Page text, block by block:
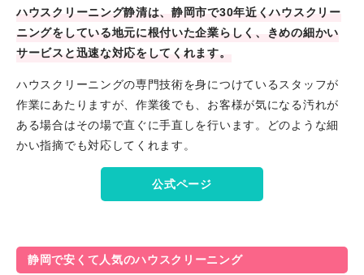
ハウスクリーニング静清は、静岡市で30年近くハウスクリー
ニングをしている地元に根付いた企業らしく、きめの細かい
サービスと迅速な対応をしてくれます。
ハウスクリーニングの専門技術を身につけているスタッフが
作業にあたりますが、作業後でも、お客様が気になる汚れが
ある場合はその場で直ぐに手直しを行います。どのような細
かい指摘でも対応してくれます。
公式ページ
静岡で安くて人気のハウスクリーニング